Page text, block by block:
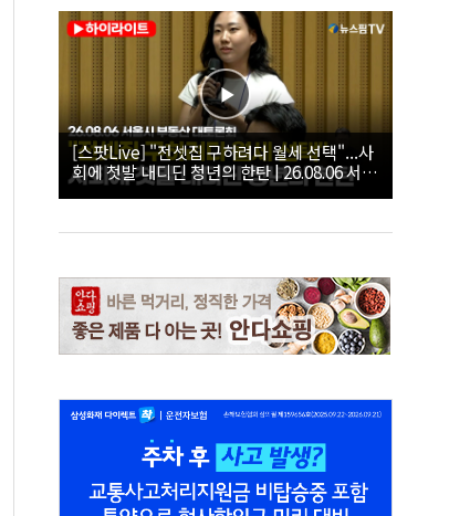
[스팟Live] "전셋집 구하려다 월세 선택"...사
회에 첫발 내디딘 청년의 한탄 | 26.08.06 서울
시 부동산 대토론회